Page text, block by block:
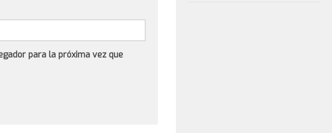
para la próxima vez que